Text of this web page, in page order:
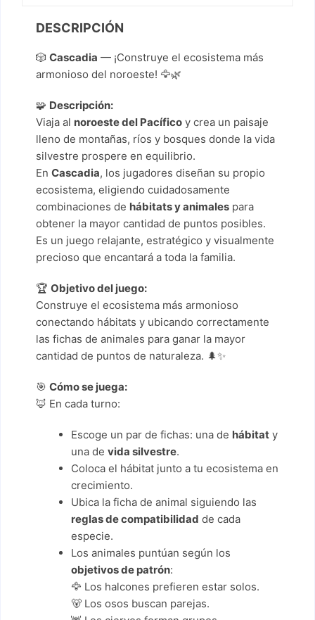
DESCRIPCIÓN
🎲 Cascadia — ¡Construye el ecosistema más
armonioso del noroeste! 🦅🌿
🧩 Descripción:
Viaja al noroeste del Pacífico y crea un paisaje
lleno de montañas, ríos y bosques donde la vida
silvestre prospere en equilibrio.
En Cascadia, los jugadores diseñan su propio
ecosistema, eligiendo cuidadosamente
combinaciones de hábitats y animales para
obtener la mayor cantidad de puntos posibles.
Es un juego relajante, estratégico y visualmente
precioso que encantará a toda la familia.
🏆 Objetivo del juego:
Construye el ecosistema más armonioso
conectando hábitats y ubicando correctamente
las fichas de animales para ganar la mayor
cantidad de puntos de naturaleza. 🌲✨
🎯 Cómo se juega:
🦊 En cada turno:
Escoge un par de fichas: una de hábitat y
una de vida silvestre.
Coloca el hábitat junto a tu ecosistema en
crecimiento.
Ubica la ficha de animal siguiendo las
reglas de compatibilidad de cada
especie.
Los animales puntúan según los
objetivos de patrón:
🦅 Los halcones prefieren estar solos.
🐻 Los osos buscan parejas.